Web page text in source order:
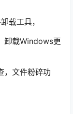
载工具，
卸载Windows更
，文件粉碎功